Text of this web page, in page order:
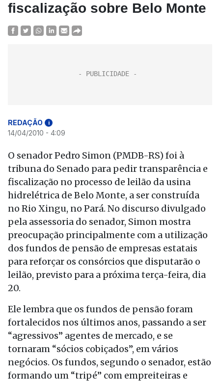
fiscalização sobre Belo Monte
REDAÇÃO i
14/04/2010 - 4:09
O senador Pedro Simon (PMDB-RS) foi à
tribuna do Senado para pedir transparência e
fiscalização no processo de leilão da usina
hidrelétrica de Belo Monte, a ser construída
no Rio Xingu, no Pará. No discurso divulgado
pela assessoria do senador, Simon mostra
preocupação principalmente com a utilização
dos fundos de pensão de empresas estatais
para reforçar os consórcios que disputarão o
leilão, previsto para a próxima terça-feira, dia
20.
Ele lembra que os fundos de pensão foram
fortalecidos nos últimos anos, passando a ser
“agressivos” agentes de mercado, e se
tornaram “sócios cobiçados”, em vários
negócios. Os fundos, segundo o senador, estão
formando um “tripé” com empreiteiras e